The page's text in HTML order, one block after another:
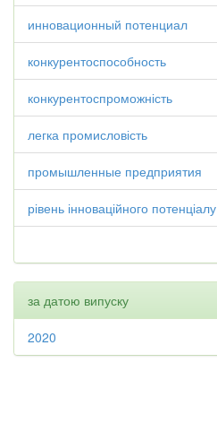
инновационный потенциал
конкурентоспособность
конкурентоспроможність
легка промисловість
промышленные предприятия
рівень інноваційного потенціалу
за датою випуску
2020